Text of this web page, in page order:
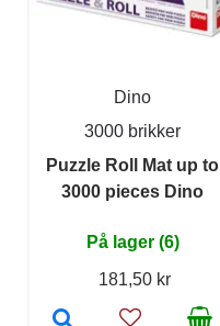
Dino
3000 brikker
Puzzle Roll Mat up to
3000 pieces Dino
På lager (6)
181,50 kr